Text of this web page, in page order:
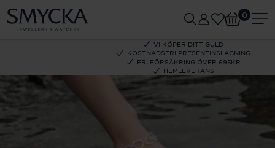
VI KÖPER DITT GULD
KOSTNADSFRI PRESENTINSLAGNING
FRI FÖRSÄKRING ÖVER 695KR
HEMLEVERANS
0